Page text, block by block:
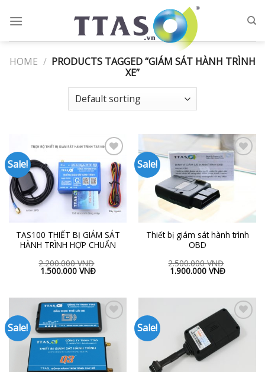
HOME / PRODUCTS TAGGED “GIÁM SÁT HÀNH TRÌNH
XE”
Sale!
Add to
Wishlist
TAS100 THIẾT BỊ GIÁM SÁT
HÀNH TRÌNH HỢP CHUẨN
2.200.000VNĐ
1.500.000 VNĐ
Sale!
Add to
Wishlist
Thiết bị giám sát hành trình
OBD
2.500.000VNĐ
1.900.000 VNĐ
Sale!
Add to
Wishlist
Sale!
Add to
Wishlist